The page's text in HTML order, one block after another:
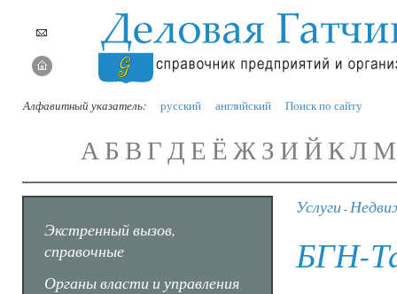
Алфавитный указатель: русский английский Поиск по сайту
АБ В ГД Е ЁЖЗ И Й КЛ М
Экстренный вызов,
справочные
Органы власти и управления
Услуги -
БГН-